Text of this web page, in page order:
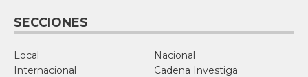
SECCIONES
Local
Nacional
Internacional
Cadena Investiga